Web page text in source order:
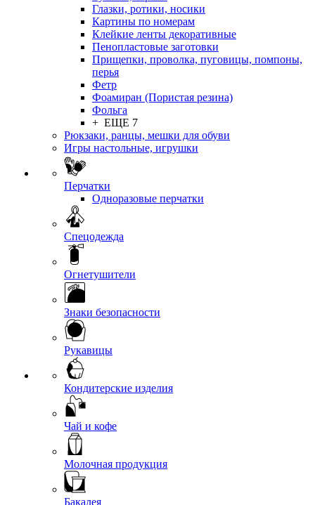
Глазки, ротики, носики
Картины по номерам
Клейкие ленты декоративные
Пенопластовые заготовки
Прищепки, проволка, пуговицы, помпоны,
перья
Фетр
Фоамиран (Пористая резина)
Фольга
+ ЕЩЕ 7
Рюкзаки, ранцы, мешки для обуви
Игры настольные, игрушки
Перчатки
Одноразовые перчатки
Спецодежда
Огнетушители
Знаки безопасности
Рукавицы
Кондитерские изделия
Чай и кофе
Молочная продукция
Бакалея